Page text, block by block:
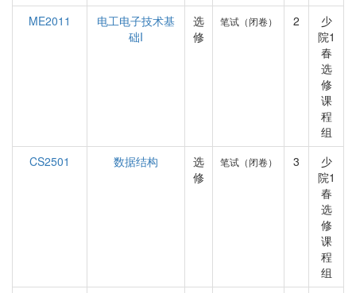
ME2011
电工电子技术基
础I
选
修
笔试（闭卷） 2
少
院1
春
选
修
课
程
组
CS2501
数据结构
选
修
笔试（闭卷） 3
少
院1
春
选
修
课
程
组